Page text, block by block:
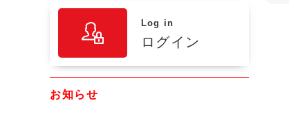
Log in
ログイン
お知らせ